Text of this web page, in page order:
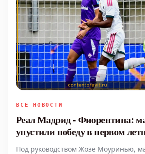
ВСЕ НОВОСТИ
Реал Мадрид - Фиорентина:
упустили победу в первом
товарищеском матче
Под руководством Жозе Моуринью,